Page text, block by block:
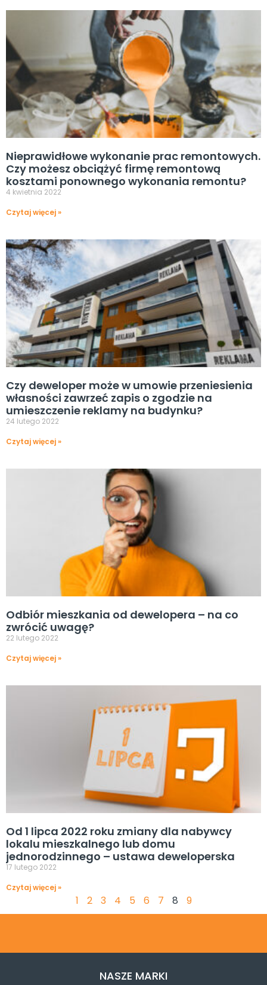
Nieprawidłowe wykonanie prac remontowych.
Czy możesz obciążyć firmę remontową
kosztami ponownego wykonania remontu?
4 kwietnia 2022
Czytaj więcej »
Czy deweloper może w umowie przeniesienia
własności zawrzeć zapis o zgodzie na
umieszczenie reklamy na budynku?
24 lutego 2022
Czytaj więcej »
Odbiór mieszkania od dewelopera – na co
zwrócić uwagę?
22 lutego 2022
Czytaj więcej »
Od 1 lipca 2022 roku zmiany dla nabywcy
lokalu mieszkalnego lub domu
jednorodzinnego – ustawa deweloperska
17 lutego 2022
Czytaj więcej »
1 2 3 4 5 6 7 8 9
NASZE MARKI